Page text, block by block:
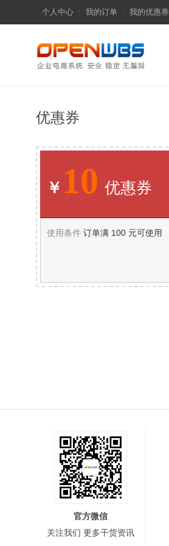
个人中心 我的订单 我的优惠券
优惠券
￥ 10 优惠券
使用条件 订单满 100 元可使用
官方微信
关注我们 更多干货资讯